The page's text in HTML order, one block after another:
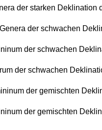
der starken Deklination
der schwachen
der schwachen
der schwachen
der gemischten
der gemischten